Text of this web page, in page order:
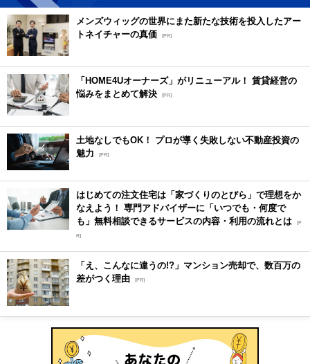
メンズウィッグの世界にまた新たな技術を投入したアー
トネイチャーの真価 [PR]
「HOME4Uオーナーズ」がリニューアル！ 賃貸経営の
悩みをまとめて解決 [PR]
土地なしでもOK！ プロが導く失敗しない不動産投資の
魅力
[PR]
はじめての注文住宅は「家づくりのとびら」で理想をか
なえよう！ 専門アドバイザーに「いつでも・何度で
も」無料相談できるサービスの内容・利用の流れとは [P
R]
「え、こんなに違うの!?」マンション売却で、数百万の
差がつく理由 [PR]